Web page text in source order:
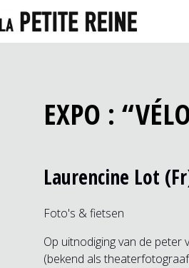
EXPO :
Laurencine Lot
Foto's & fietsen
Op uitnodiging van de
(bekend als